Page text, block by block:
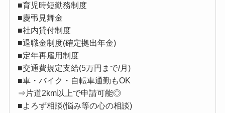
■育児時短勤務制度
■慶弔見舞金
■社内貸付制度
■退職金制度(確定拠出年金)
■定年再雇用制度
■交通費規定支給(5万円まで/月)
■車・バイク・自転車通勤もOK
⇒片道2km以上で申請可能◎
■よろず相談(悩み等の心の相談)